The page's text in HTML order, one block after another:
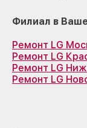
Филиал в
Ремонт LG
Ремонт LG
Ремонт LG
Ремонт LG